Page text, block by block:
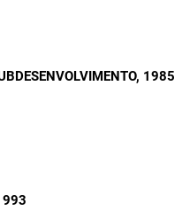
, 1985